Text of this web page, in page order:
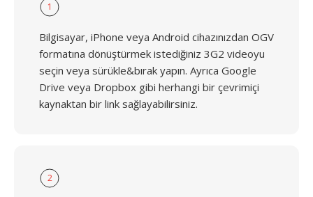
1
Bilgisayar, iPhone veya Android cihazınızdan OGV
formatına dönüştürmek istediğiniz 3G2 videoyu
seçin veya sürükle&bırak yapın. Ayrıca Google
Drive veya Dropbox gibi herhangi bir çevrimiçi
kaynaktan bir link sağlayabilirsiniz.
2